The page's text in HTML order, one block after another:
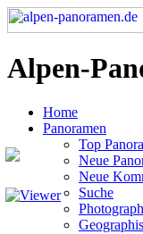
Alpen-
Home
Panoramen
Top
Neue
Neue
Suche